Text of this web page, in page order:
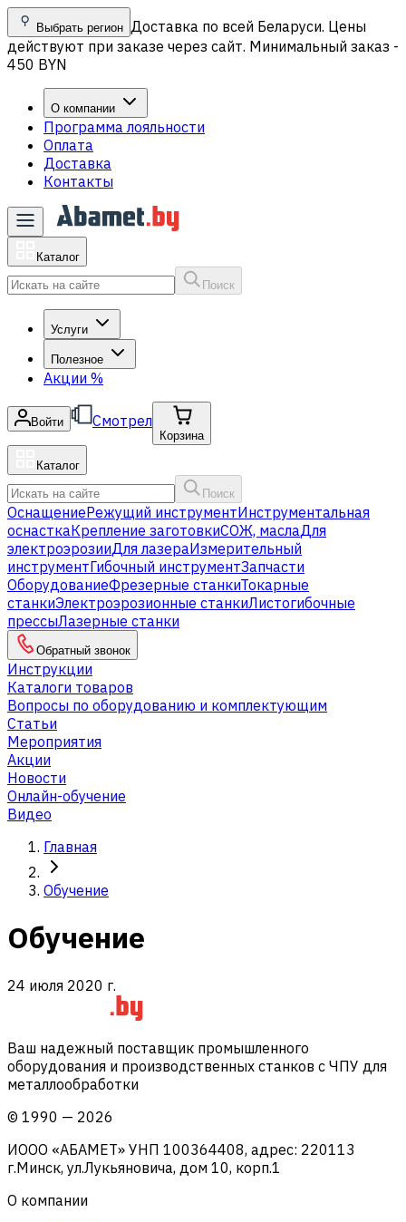
Выбрать регион Доставка по всей Беларуси. Цены
действуют при заказе через сайт. Минимальный заказ -
450 BYN
О компании
Программа лояльности
Оплата
Доставка
Контакты
Каталог
Поиск
Услуги
Полезное
Акции %
Войти Смотрел
Корзина
Каталог
Поиск
ОснащениеРежущий инструментИнструментальная
оснасткаКрепление заготовкиСОЖ, маслаДля
электроэрозииДля лазераИзмерительный
инструментГибочный инструментЗапчасти
ОборудованиеФрезерные станкиТокарные
станкиЭлектроэрозионные станкиЛистогибочные
прессыЛазерные станки
Обратный звонок
Инструкции
Каталоги товаров
Вопросы по оборудованию и комплектующим
Статьи
Мероприятия
Акции
Новости
Онлайн-обучение
Видео
Главная
Обучение
Обучение
24 июля 2020 г.
Ваш надежный поставщик промышленного
оборудования и производственных станков с ЧПУ для
металлообработки
© 1990 — 2026
ИООО «АБАМЕТ» УНП 100364408, адрес: 220113
г.Минск, ул.Лукьяновича, дом 10, корп.1
О компании